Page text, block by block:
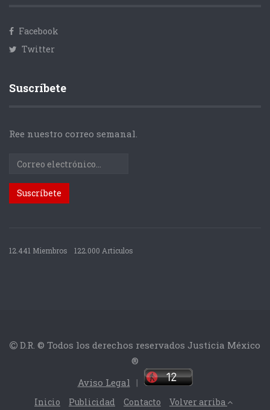
Facebook
Twitter
Suscríbete
Ree nuestro correo semanal.
12.441 Miembros 122.000 Articulos
D.R. © Todos los derechos reservados Justicia México
®
Aviso Legal |
Inicio Publicidad Contacto Volver arriba